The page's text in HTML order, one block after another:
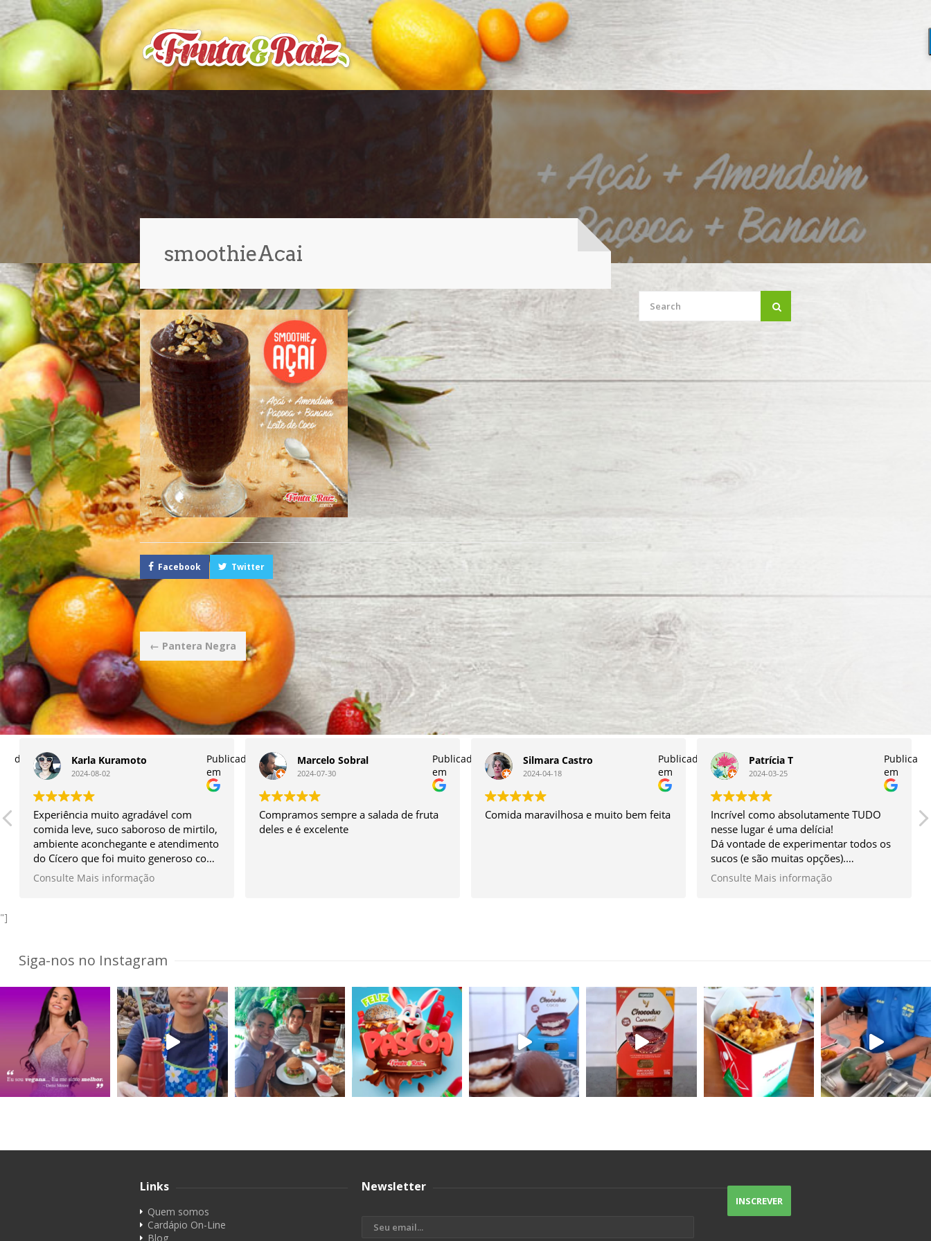
smoothieAcai
Facebook Twitter
Post
navigation
← Pantera Negra
Publicado
em
Karla Kuramoto
2024-08-02
Experiência muito agradável com
comida leve, suco saboroso de mirtilo,
ambiente aconchegante e atendimento
do Cícero que foi muito generoso com
os itens do seu quintal e simpático
Consulte Mais informação
Publicado
em
Marcelo Sobral
2024-07-30
Compramos sempre a salada de fruta
deles e é excelente
Publicado
em
Silmara Castro
2024-04-18
Comida maravilhosa e muito bem feita
Publicado
em
Patrícia T
2024-03-25
Incrível como absolutamente TUDO
nesse lugar é uma delícia!
Dá vontade de experimentar todos os
sucos (e são muitas opções).
O sanduíche é enorme e ao mesmo
tempo super leve, vc come e fica
particularmente não consigo escolher
uma preferida porque todas são
excelentes.
O destaque vai pros nachos, um
Doritos gostoso (sem sabor de
indústria), e pro atendimento de
excelência.
Consulte Mais informação
"]
Siga-nos no Instagram
Links
Quem somos
Cardápio On-Line
Blog
Newsletter